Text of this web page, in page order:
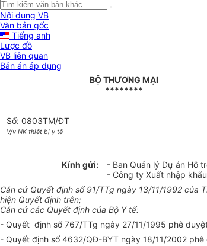
Nội dung VB
Văn bản gốc
Tiếng anh
Lược đồ
VB liên quan
Bản án áp dụng
BỘ THƯƠNG MẠI
********
Số: 0803TM/ĐT
V/v NK thiết bị y tế
Kính gửi:
- Ban Quản lý Dự án Hỗ
- Công ty Xuất nhập
Căn cứ Quyết định số 91/TTg ngày 13/11/1992
hiện Quyết định trên;
Căn cứ các Quyết định của Bộ Y tế:
- Quyết định số 767/TTg ngày 27/11/1995 phê
- Quyết định số 4632/QĐ-BYT ngày 18/11/2002